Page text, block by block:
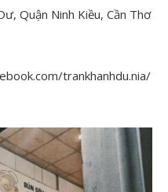
Quận Ninh Kiều, Cần Thơ
trankhanhdu.nia/